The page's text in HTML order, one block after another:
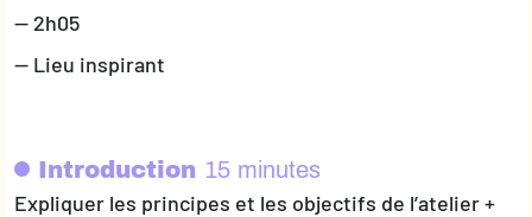
— 2h05
— Lieu inspirant
Introduction 15 minutes
Expliquer les principes et les objectifs de l’atelier +